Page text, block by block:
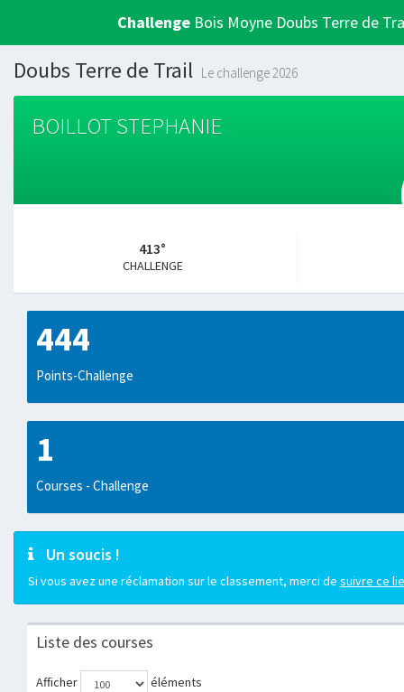
Challenge Bois Moyne Doubs Terre de
Doubs Terre de Trail Le challenge 2026
BOILLOT STEPHANIE
413°
CHALLENGE
444
Points-Challenge
1
Courses - Challenge
Un soucis !
Si vous avez une réclamation sur le classement, merci de suivre ce
Liste des courses
Afficher éléments